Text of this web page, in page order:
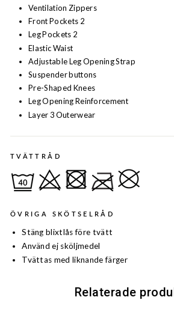
Ventilation Zippers
Front Pockets 2
Leg Pockets 2
Elastic Waist
Adjustable Leg Opening Strap
Suspender buttons
Pre-Shaped Knees
Leg Opening Reinforcement
Layer 3 Outerwear
TVÄTTRÅD
ÖVRIGA SKÖTSELRÅD
Stäng blixtlås före tvätt
Använd ej sköljmedel
Tvättas med liknande färger
Relaterade